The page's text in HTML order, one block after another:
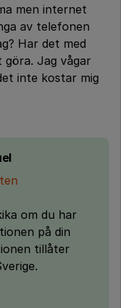
men internet
av telefonen
Har det med
Jag vågar
inte kostar mig
om du har
på din
tillåter